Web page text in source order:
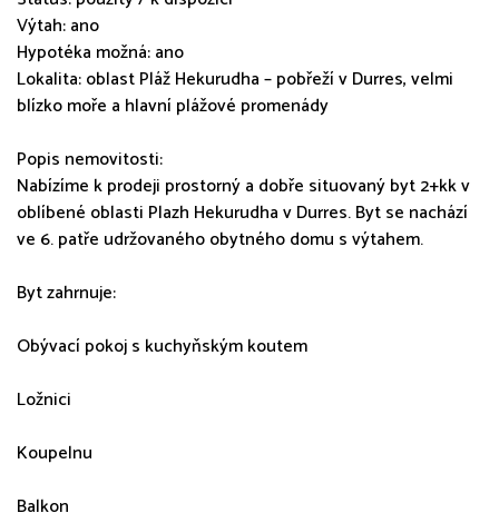
Výtah: ano
Hypotéka možná: ano
Lokalita: oblast Pláž Hekurudha – pobřeží v Durres, velmi
blízko moře a hlavní plážové promenády
Popis nemovitosti:
Nabízíme k prodeji prostorný a dobře situovaný byt 2+kk v
oblíbené oblasti Plazh Hekurudha v Durres. Byt se nachází
ve 6. patře udržovaného obytného domu s výtahem.
Byt zahrnuje:
Obývací pokoj s kuchyňským koutem
Ložnici
Koupelnu
Balkon